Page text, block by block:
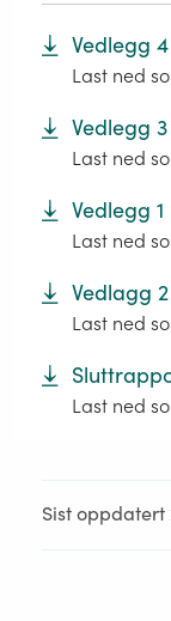
Vedlegg
Last ned
Vedlegg
Last ned
Vedlegg
Last ned
Vedlagg
Last ned
Last ned
Sist oppdatert